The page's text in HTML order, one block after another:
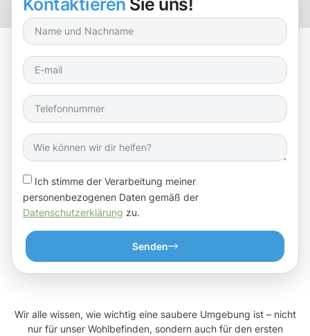
Reinigungsprobe
Ich stimme der Verarbeitung meiner
personenbezogenen Daten gemäß der
Datenschutzerklärung zu.
Senden
Wir alle wissen, wie wichtig eine saubere Umgebung ist – nicht
nur für unser Wohlbefinden, sondern auch für den ersten